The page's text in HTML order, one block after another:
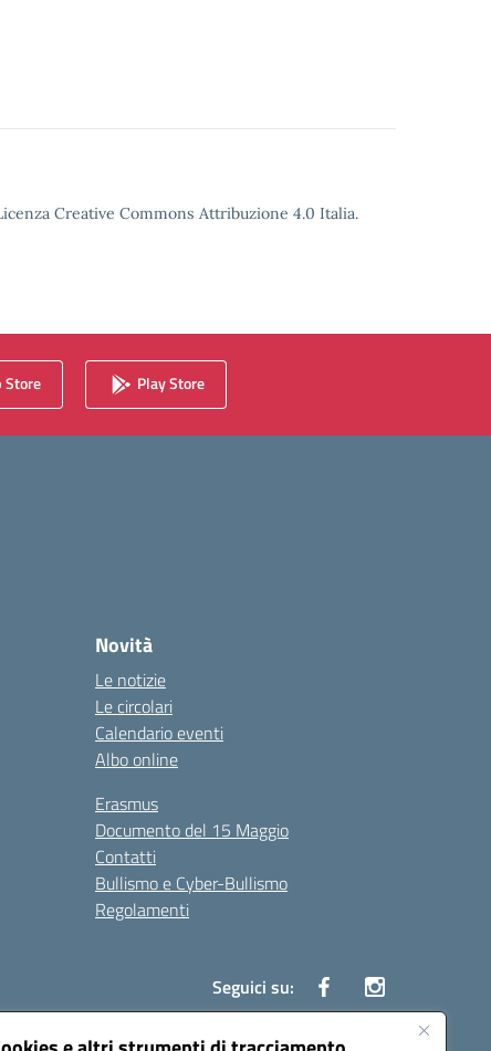
Creative Commons Attribuzione 4.0 Italia.
Store Play Store
Novità
Le notizie
Le circolari
Calendario eventi
Albo online
Erasmus
Documento del 15 Maggio
Contatti
Bullismo e Cyber-Bullismo
Regolamenti
Seguici su: